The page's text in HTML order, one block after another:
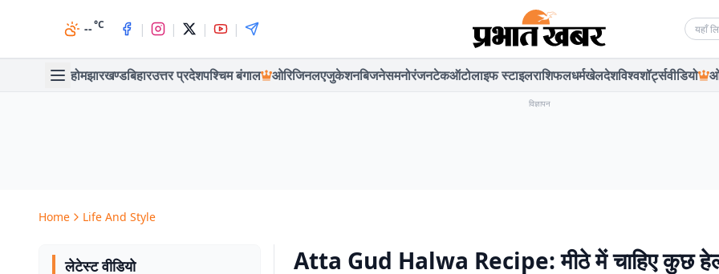
--°C | | | |
होमझारखण्डबिहारउत्तर प्रदेशपश्चिम बंगाल ओरिजिनलएजुकेशनबिजनेसमनोरंजनटेकऑटोलाइफ स्टाइलराशिफलधर्मखेलदेशविश्वशॉर्ट्सवीडियो
विज्ञापन
Home Life And Style
लेटेस्ट वीडियो
Atta Gud Halwa Recipe: मीठे में चाहिए कुछ